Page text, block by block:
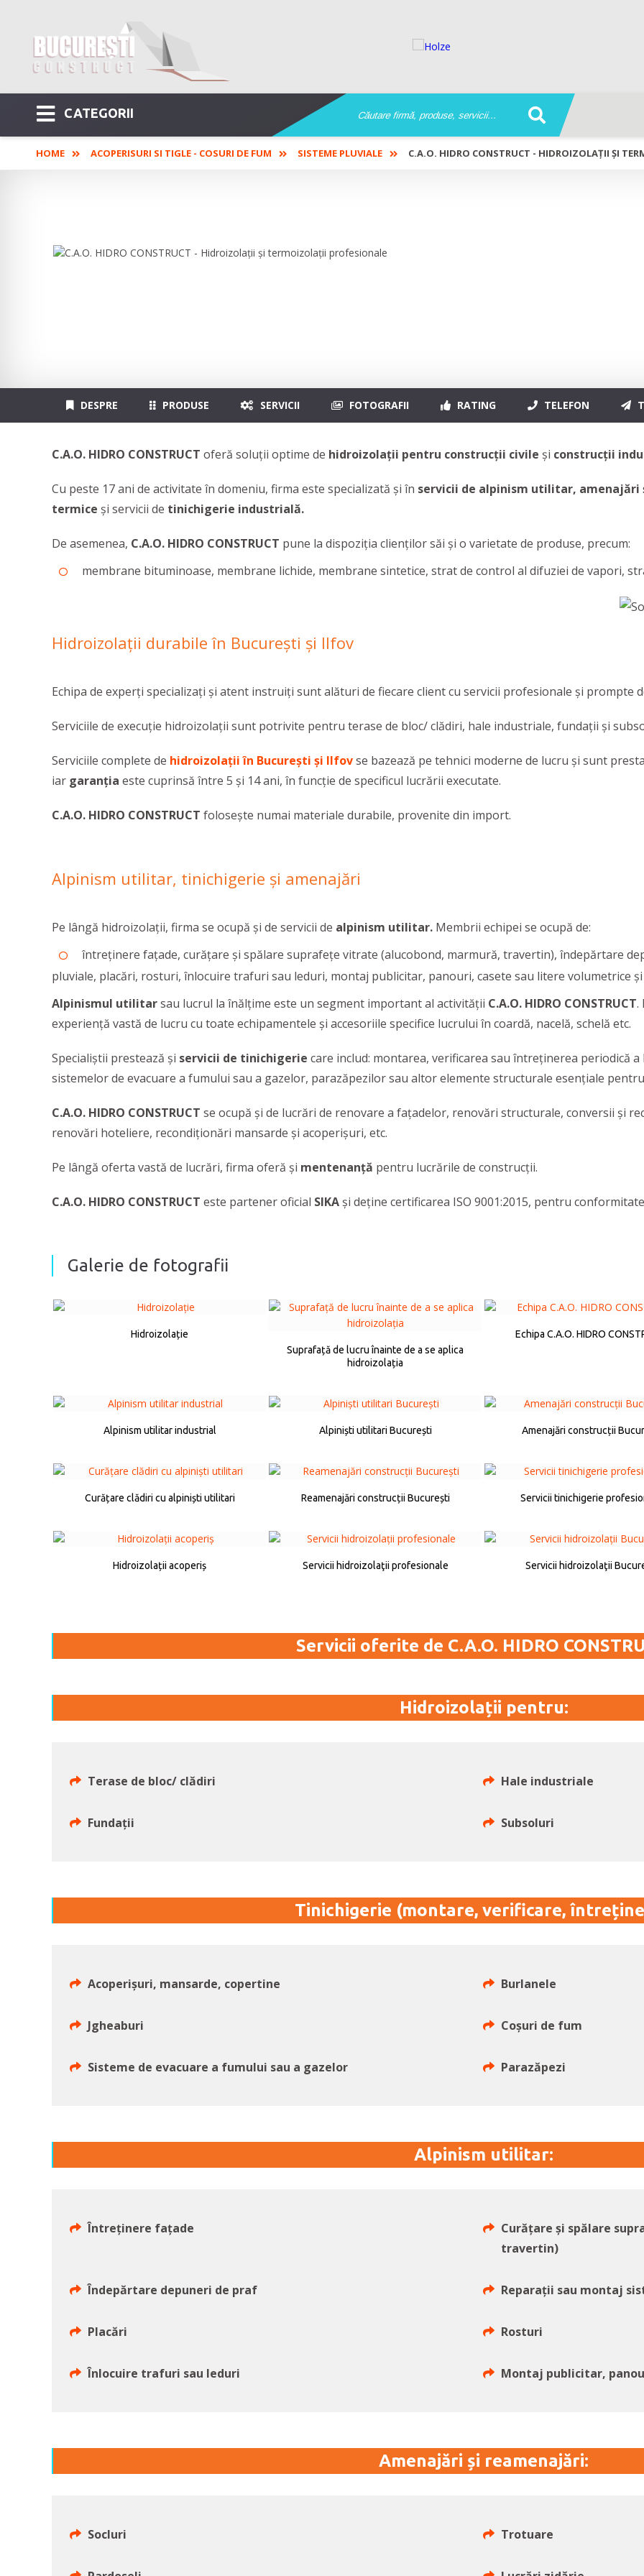
CATEGORII
HOME ACOPERISURI SI TIGLE - COSURI DE FUM SISTEME PLUVIALE C.A.O. HIDRO CONSTRUCT - HIDROIZOLAŢII ŞI
DESPRE PRODUSE SERVICII FOTOGRAFII RATING TELEFON
C.A.O. HIDRO CONSTRUCT oferă soluții optime de hidroizolații pentru construcții civile și construcții
Cu peste 17 ani de activitate în domeniu, firma este specializată și în servicii de alpinism utilitar, amenajări
termice și servicii de tinichigerie industrială.
De asemenea, C.A.O. HIDRO CONSTRUCT pune la dispoziţia clienţilor săi şi o varietate de produse, precum:
membrane bituminoase, membrane lichide, membrane sintetice, strat de control al difuziei de vapori,
Hidroizolații durabile în București și Ilfov
Echipa de experți specializați și atent instruiți sunt alături de fiecare client cu servicii profesionale și prompte
Serviciile de execuţie hidroizolaţii sunt potrivite pentru terase de bloc/ clădiri, hale industriale, fundații şi
Serviciile complete de hidroizolații în București și Ilfovse bazează pe tehnici moderne de lucru și sunt
iar garanția este cuprinsă între 5 și 14 ani, în funcție de specificul lucrării executate.
C.A.O. HIDRO CONSTRUCT folosește numai materiale durabile, provenite din import.
Alpinism utilitar, tinichigerie şi amenajări
Pe lângă hidroizolații, firma se ocupă și de servicii de alpinism utilitar. Membrii echipei se ocupă de:
întreținere fațade, curățare și spălare suprafețe vitrate (alucobond, marmură, travertin), îndepărtare
pluviale, placări, rosturi, înlocuire trafuri sau leduri, montaj publicitar, panouri, casete sau litere volumetrice
Alpinismul utilitarsau lucrul la înălțime este un segment important al activității C.A.O. HIDRO CONSTRUCT.
experiență vastă de lucru cu toate echipamentele și accesoriile specifice lucrului în coardă, nacelă, schelă etc.
Specialiștii prestează și servicii de tinichigerie care includ: montarea, verificarea sau întreținerea periodică
sistemelor de evacuare a fumului sau a gazelor, parazăpezilor sau altor elemente structurale esențiale
C.A.O. HIDRO CONSTRUCT se ocupă și de lucrări de renovare a fațadelor, renovări structurale, conversii și
renovări hoteliere, recondiționări mansarde și acoperișuri, etc.
Pe lângă oferta vastă de lucrări, firma oferă și mentenanță pentru lucrările de construcții.
C.A.O. HIDRO CONSTRUCT este partener oficial SIKA şi deţine certificarea ISO 9001:2015, pentru
Galerie de fotografii
Hidroizolație
Suprafață de lucru înainte de a se aplica
hidroizolația
Echipa C.A.O. HIDRO
Alpinism utilitar industrial Alpiniști utilitari București Amenajări construcții
Curățare clădiri cu alpiniști utilitari Reamenajări construcții București Servicii tinichigerie
Hidroizolații acoperiș Servicii hidroizolaţii profesionale Servicii hidroizolaţii
Servicii oferite de C.A.O. HIDRO
Hidroizolații pentru:
Terase de bloc/ clădiri Hale industriale
Fundații Subsoluri
Tinichigerie (montare, verificare,
Acoperişuri, mansarde, copertine Burlanele
Jgheaburi Coșuri de fum
Sisteme de evacuare a fumului sau a gazelor Parazăpezi
Alpinism utilitar:
Întreținere fațade
Curățare și spălare
travertin)
Îndepărtare depuneri de praf Reparații sau montaj
Placări Rosturi
Înlocuire trafuri sau leduri Montaj publicitar,
Amenajări și reamenajări:
Socluri Trotuare